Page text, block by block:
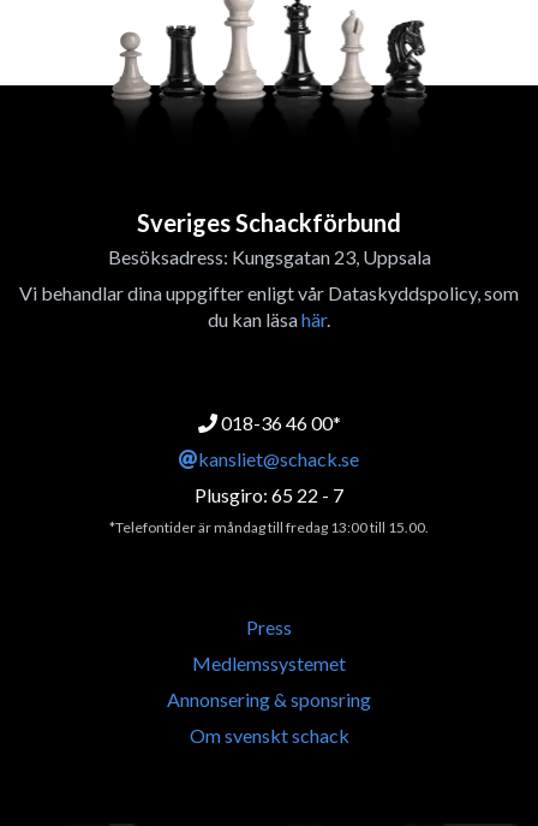
Sveriges Schackförbund
Besöksadress: Kungsgatan 23, Uppsala
Vi behandlar dina uppgifter enligt vår Dataskyddspolicy, som
du kan läsahär.
018-36 46 00*
kansliet@schack.se
Plusgiro: 65 22 - 7
*Telefontider är måndag till fredag 13:00 till 15.00.
Press
Medlemssystemet
Annonsering & sponsring
Om svenskt schack